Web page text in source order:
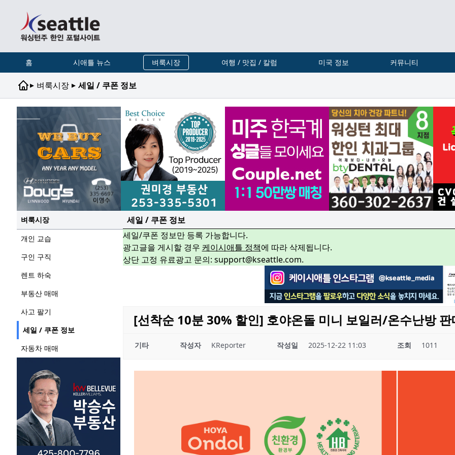
홈 시애틀 뉴스 벼룩시장 여행 / 맛집 / 칼럼 미국 정보 커뮤니티
▸ 벼룩시장 ▸ 세일 / 쿠폰 정보
벼룩시장
개인 교습
구인 구직
렌트 하숙
부동산 매매
사고 팔기
세일 / 쿠폰 정보
자동차 매매
세일 / 쿠폰 정보
세일/쿠폰 정보만 등록 가능합니다.
광고글을 게시할 경우 케이시애틀 정책에 따라 삭제됩니다.
상단 고정 유료광고 문의: support@kseattle.com.
[선착순 10분 30% 할인] 호야온돌 미니 보일러/온수난방 판
기타 작성자 KReporter 작성일 2025-12-22 11:03 조회 1011